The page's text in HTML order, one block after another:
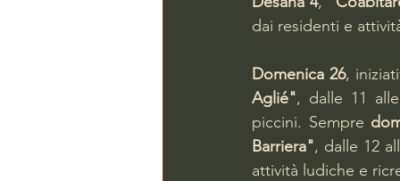
dai residenti e
Domenica 26,
Aglié", dalle 11
piccini. Sempre
Barriera", dalle 12
attività ludiche e